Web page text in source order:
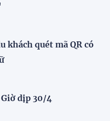
khách quét mã QR có
dịp 30/4